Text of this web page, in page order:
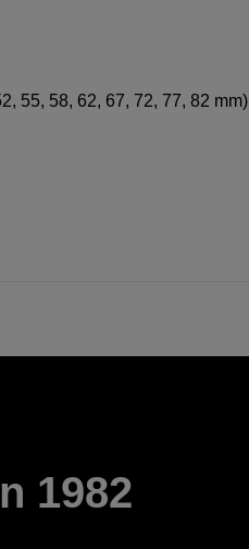
55, 58, 62, 67, 72, 77, 82 mm)
1982